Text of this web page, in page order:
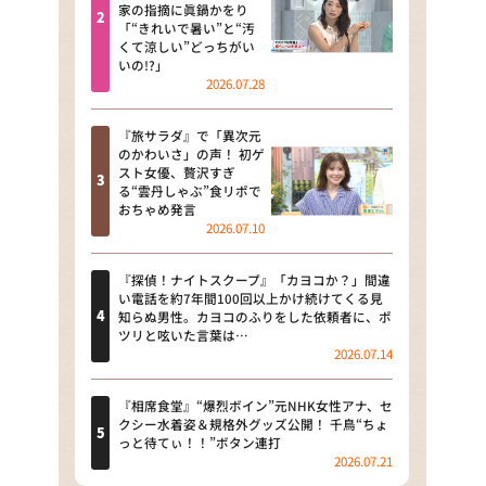
河合＆A.B.C-Z塚田×福井アナ
「なんでやねん！？」（news お
かえり）
DAIGOも台所 ～きょうの献立 何
にする？～
本日はダイアンなり！シーズン２
朝だ！生です旅サラダ
教えて！ニュースライブ 正義の
ミカタ
ＬＩＦＥ～夢のカタチ～
新婚さんいらっしゃい！
ポツンと一軒家
ザキ山小屋本館
家の指摘に眞鍋かをり
「“きれいで暑い”と“汚
くて涼しい”どっちがい
いの!?」
2026.07.28
『旅サラダ』で「異次元
のかわいさ」の声！ 初ゲ
スト女優、贅沢すぎ
る“雲丹しゃぶ”食リポで
おちゃめ発言
2026.07.10
『探偵！ナイトスクープ』「カヨコか？」間違
い電話を約7年間100回以上かけ続けてくる見
知らぬ男性。カヨコのふりをした依頼者に、ポ
ツリと呟いた言葉は…
2026.07.14
『相席食堂』“爆烈ボイン”元NHK女性アナ、セ
クシー水着姿＆規格外グッズ公開！ 千鳥“ちょ
っと待てぃ！！”ボタン連打
2026.07.21